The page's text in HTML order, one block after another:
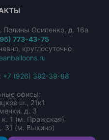
Полины Осипенко, д. 16а
773-43-75
круглосуточно
+7 (926) 392-39-88
офисы:
ш., 21к1
д. 3
к. 1 (м. Пражская)
31 (м. Выхино)